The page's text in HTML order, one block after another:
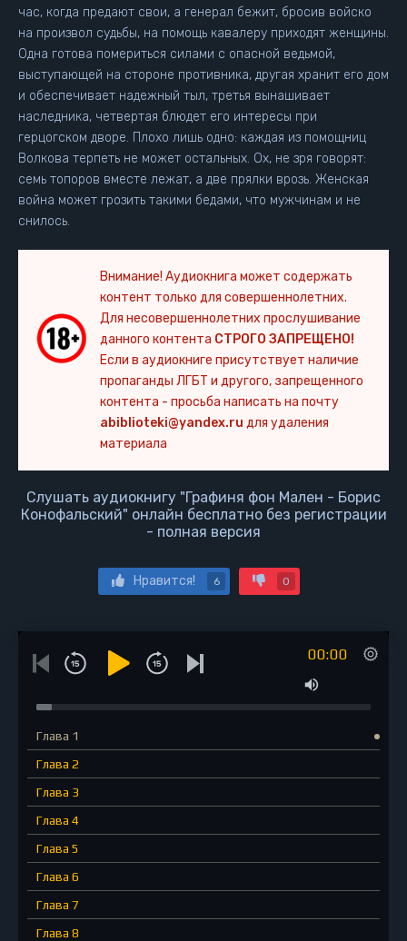
час, когда предают свои, а генерал бежит, бросив войско
на произвол судьбы, на помощь кавалеру приходят женщины.
Одна готова помериться силами с опасной ведьмой,
выступающей на стороне противника, другая хранит его дом
и обеспечивает надежный тыл, третья вынашивает
наследника, четвертая блюдет его интересы при
герцогском дворе. Плохо лишь одно: каждая из помощниц
Волкова терпеть не может остальных. Ох, не зря говорят:
семь топоров вместе лежат, а две прялки врозь. Женская
война может грозить такими бедами, что мужчинам и не
снилось.
Внимание! Аудиокнига может содержать
контент только для совершеннолетних.
Для несовершеннолетних прослушивание
данного контента СТРОГО ЗАПРЕЩЕНО!
Если в аудиокниге присутствует наличие
пропаганды ЛГБТ и другого, запрещенного
контента - просьба написать на почту
abiblioteki@yandex.ru для удаления
материала
Слушать аудиокнигу "Графиня фон Мален - Борис
Конофальский" онлайн бесплатно без регистрации
- полная версия
Нравится! 6 0
00:00
Глава 1
Глава 2
Глава 3
Глава 4
Глава 5
Глава 6
Глава 7
Глава 8